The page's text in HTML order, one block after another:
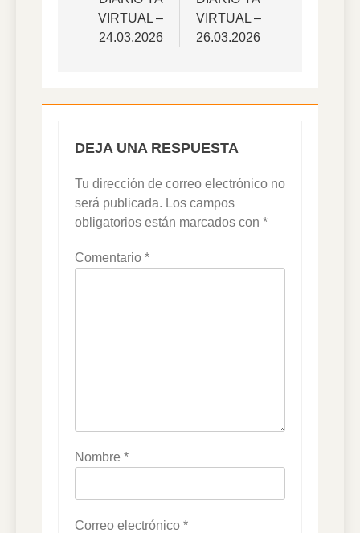
entradas
VIRTUAL –
24.03.2026
VIRTUAL –
26.03.2026
DEJA UNA RESPUESTA
Tu dirección de correo electrónico no
será publicada. Los campos
obligatorios están marcados con *
Comentario *
Nombre *
Correo electrónico *